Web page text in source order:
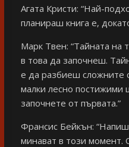
Агата Кристи: “Най-
планираш книга е,
Марк Твен: “Тайната на
в това да започнеш.
е да разбиеш сложните
малки лесно постижими
започнете от първата.”
Франсис Бейкън:
минават в този момент.